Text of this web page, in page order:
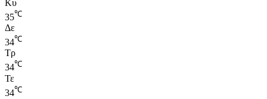
Κυ
35℃
Δε
34℃
Τρ
34℃
Τε
34℃